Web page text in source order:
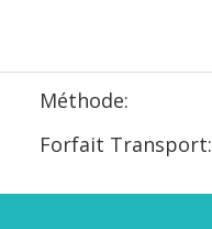
Méthode:
Forfait Transport: